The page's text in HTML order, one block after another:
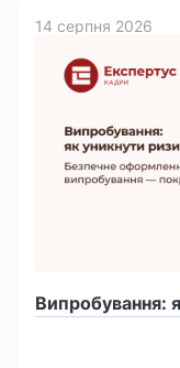
Випробування:
14 серпня 2026